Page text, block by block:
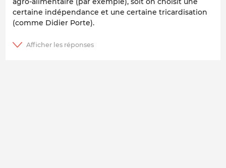
certaine indépendance et une certaine tricardisation
(comme Didier Porte).